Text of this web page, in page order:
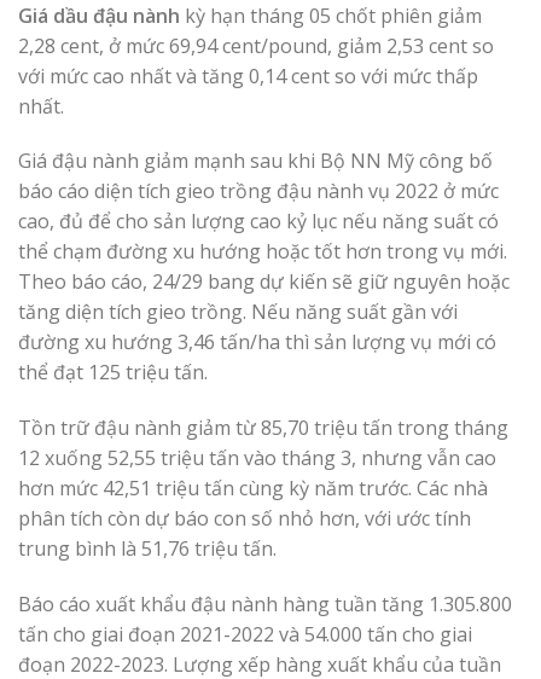
Giá dầu đậu nành kỳ hạn tháng 05 chốt phiên giảm
2,28 cent, ở mức 69,94 cent/pound, giảm 2,53 cent so
với mức cao nhất và tăng 0,14 cent so với mức thấp
nhất.
Giá đậu nành giảm mạnh sau khi Bộ NN Mỹ công bố
báo cáo diện tích gieo trồng đậu nành vụ 2022 ở mức
cao, đủ để cho sản lượng cao kỷ lục nếu năng suất có
thể chạm đường xu hướng hoặc tốt hơn trong vụ mới.
Theo báo cáo, 24/29 bang dự kiến ​​sẽ giữ nguyên hoặc
tăng diện tích gieo trồng. Nếu năng suất gần với
đường xu hướng 3,46 tấn/ha thì sản lượng vụ mới có
thể đạt 125 triệu tấn.
Tồn trữ đậu nành giảm từ 85,70 triệu tấn trong tháng
12 xuống 52,55 triệu tấn vào tháng 3, nhưng vẫn cao
hơn mức 42,51 triệu tấn cùng kỳ năm trước. Các nhà
phân tích còn dự báo con số nhỏ hơn, với ước tính
trung bình là 51,76 triệu tấn.
Báo cáo xuất khẩu đậu nành hàng tuần tăng 1.305.800
tấn cho giai đoạn 2021-2022 và 54.000 tấn cho giai
đoạn 2022-2023. Lượng xếp hàng xuất khẩu của tuần